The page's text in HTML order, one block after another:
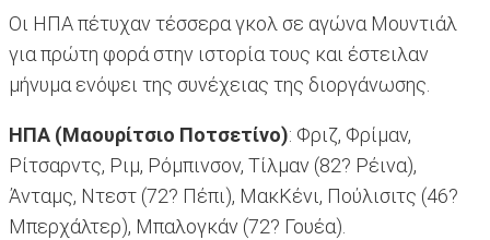
Οι ΗΠΑ πέτυχαν τέσσερα γκολ σε αγώνα Μουντιάλ
για πρώτη φορά στην ιστορία τους και έστειλαν
μήνυμα ενόψει της συνέχειας της διοργάνωσης.
ΗΠΑ (Μαουρίτσιο Ποτσετίνο): Φριζ, Φρίμαν,
Ρίτσαρντς, Ριμ, Ρόμπινσον, Τίλμαν (82? Ρέινα),
Άνταμς, Ντεστ (72? Πέπι), ΜακΚένι, Πούλισιτς (46?
Μπερχάλτερ), Μπαλογκάν (72? Γουέα).